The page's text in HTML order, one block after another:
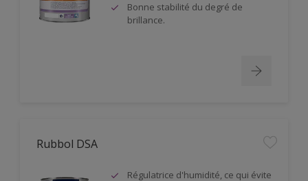
Bonne stabilité du degré de
brillance.
Rubbol DSA
Régulatrice d'humidité, ce qui évite